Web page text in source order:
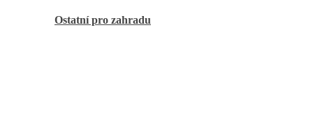
Ostatní pro zahradu